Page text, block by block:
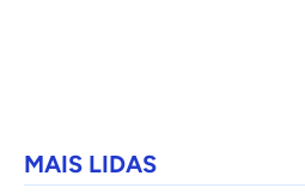
MAIS LIDAS